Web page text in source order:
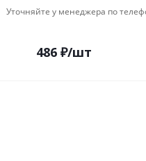
Уточняйте у менеджера по
486₽/шт